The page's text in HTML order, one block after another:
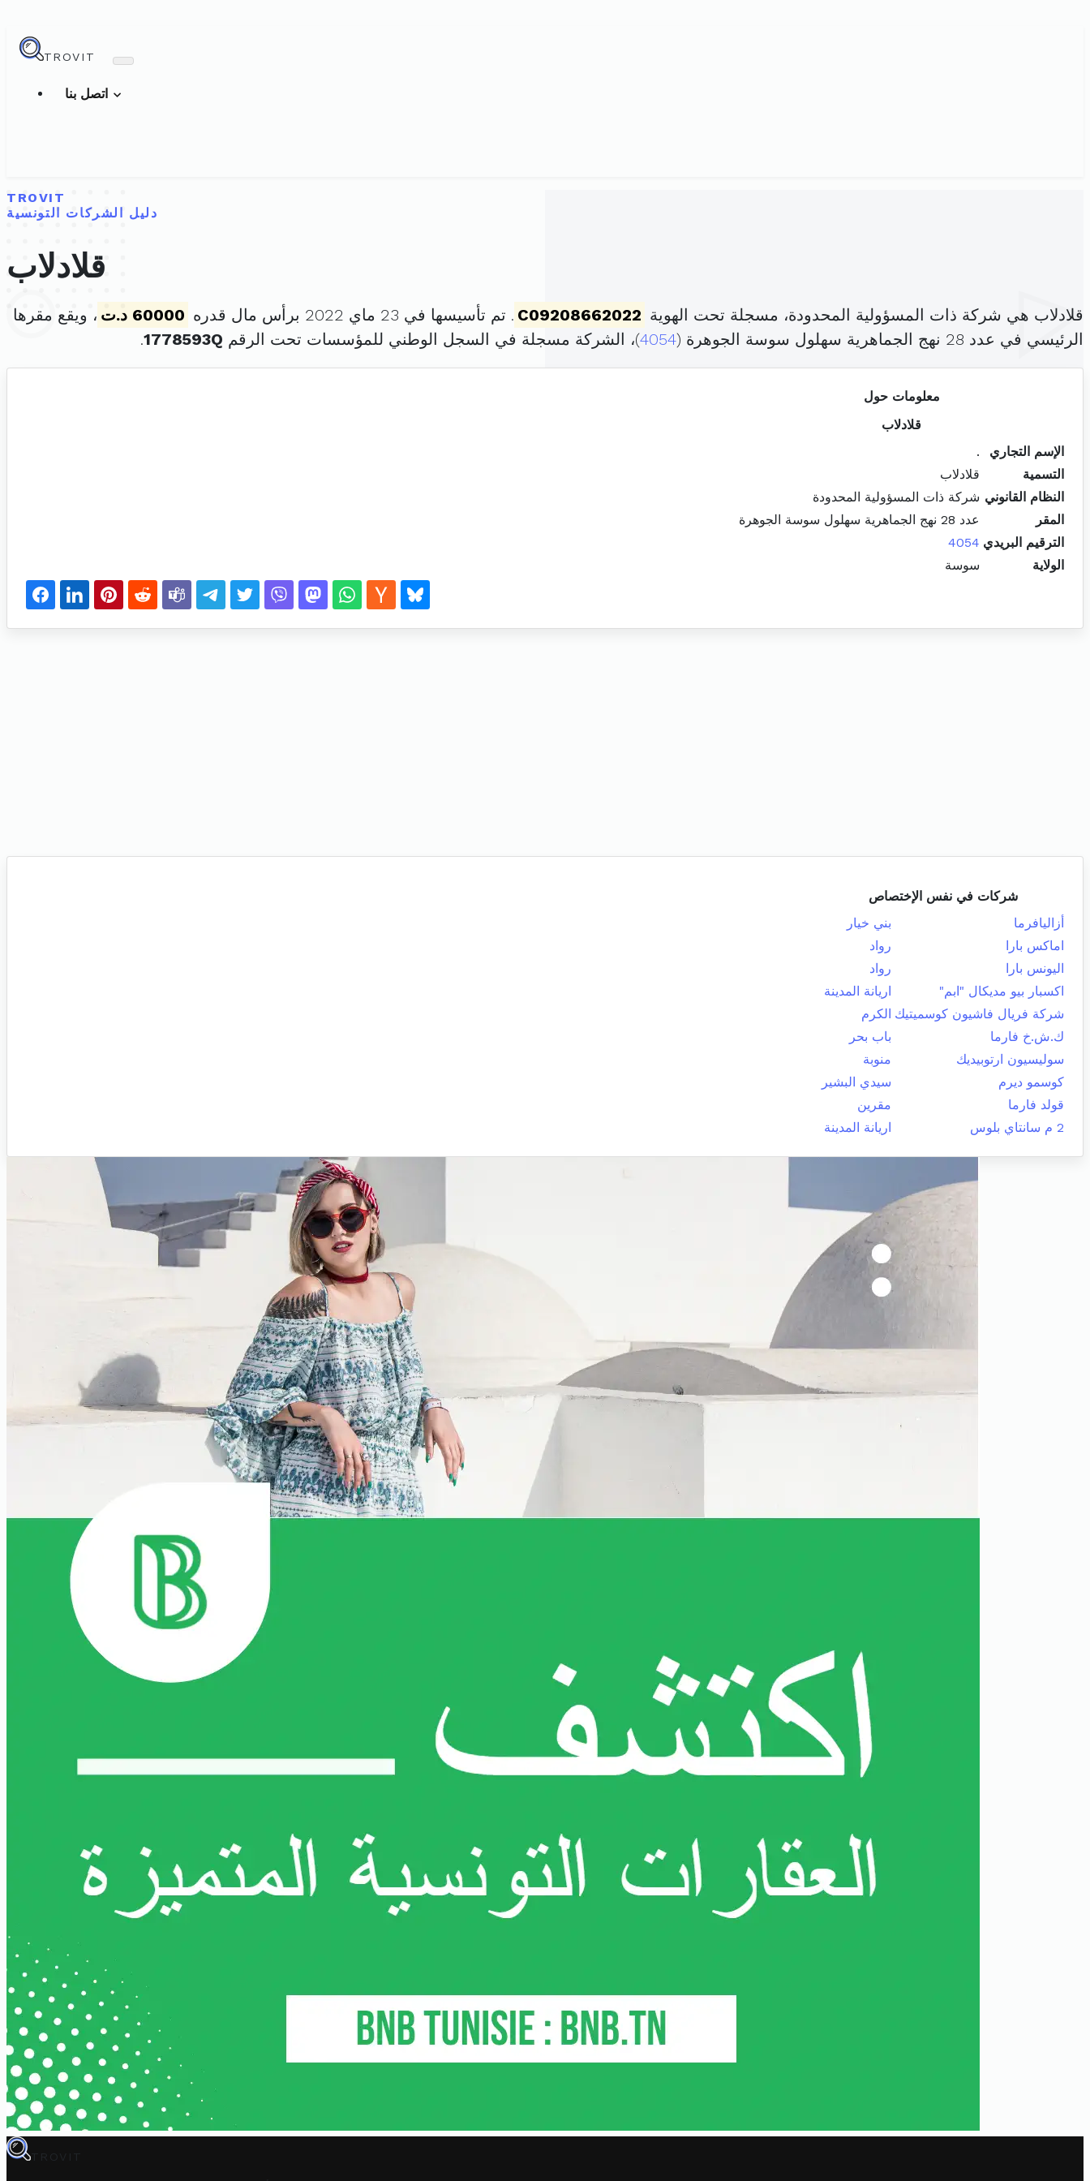
TROVIT
TROVIT
دليل الشركات التونسية
قلادلاب
قلادلاب هي شركة ذات المسؤولية المحدودة، مسجلة تحت الهوية C09208662022 . تم تأسيسها في 23 ماي 2022 برأس مال قدره 60000 د.ت
، ويقع مقرها
الرئيسي في عدد 28 نهج الجماهرية سهلول سوسة الجوهرة (
4054)، الشركة مسجلة في السجل الوطني للمؤسسات تحت الرقم 1778593Q
.
معلومات حول
قلادلاب
الإسم التجاري
.
التسمية
قلادلاب
النظام القانوني شركة ذات المسؤولية المحدودة
المقر
عدد 28 نهج الجماهرية سهلول سوسة الجوهرة
الترقيم البريدي 4054
الولاية
سوسة
شركات في نفس الإختصاص
أزاليافرما
بني خيار
اماكس بارا
رواد
اليونس بارا
رواد
اكسبار بيو مديكال "ابم"
اريانة المدينة
شركة فريال فاشيون كوسميتيك الكرم
ك.ش.خ فارما
باب بحر
سوليسيون ارتوبيديك
منوبة
كوسمو ديرم
سيدي البشير
قولد فارما
مقرين
2 م سانتاي بلوس
اريانة المدينة
TROVIT